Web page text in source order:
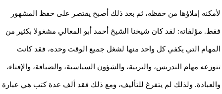
لأمكنه إملاؤها من حفظه، ثم بعد ذلك أصبح يقتصر على حفظ المشهور
فقط. مؤلفاته: لقد كان شيخنا الشيخ أحمد أبو المعالي مشغولا بكثير من
المهام التي يكفي كل واحد منها لشغل جميع الوقت وحده، فقد كانت
تتوزعه مهام التدريس، والتربية، والشؤون السياسية، والضيافة، والإفتاء،
والعبادة. ولذلك لم يتفرغ للتأليف، ومع ذلك فقد ألف عدة كتب هي عبارة